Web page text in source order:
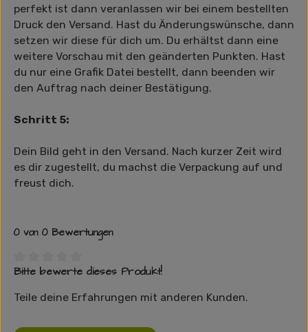
perfekt ist dann veranlassen wir bei einem bestellten
Druck den Versand. Hast du Änderungswünsche, dann
setzen wir diese für dich um. Du erhältst dann eine
weitere Vorschau mit den geänderten Punkten. Hast
du nur eine Grafik Datei bestellt, dann beenden wir
den Auftrag nach deiner Bestätigung.
Schritt 5:
Dein Bild geht in den Versand. Nach kurzer Zeit wird
es dir zugestellt, du machst die Verpackung auf und
freust dich.
0 von 0 Bewertungen
Durchschnittliche Bewertung von 0 von 5 Sternen
Bitte bewerte dieses Produkt!
Teile deine Erfahrungen mit anderen Kunden.